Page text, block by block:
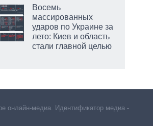
Восемь
массированных
ударов по Украине за
лето: Киев и область
стали главной целью
онлайн-медиа. Идентификатор медиа –